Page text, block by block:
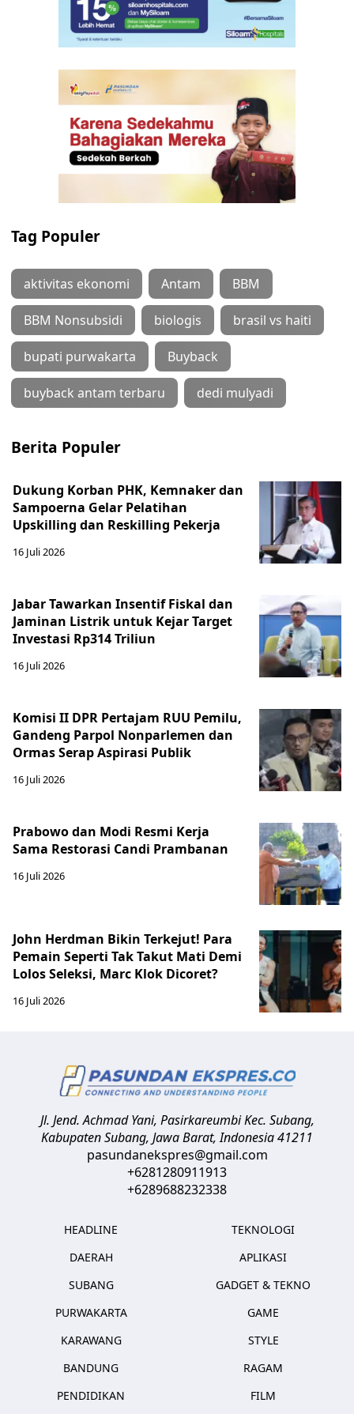
Tag Populer
aktivitas ekonomi Antam BBM
BBM Nonsubsidi biologis brasil vs haiti
bupati purwakarta Buyback
buyback antam terbaru dedi mulyadi
Berita Populer
Dukung Korban PHK, Kemnaker dan
Sampoerna Gelar Pelatihan
Upskilling dan Reskilling Pekerja
16 Juli 2026
Jabar Tawarkan Insentif Fiskal dan
Jaminan Listrik untuk Kejar Target
Investasi Rp314 Triliun
16 Juli 2026
Komisi II DPR Pertajam RUU Pemilu,
Gandeng Parpol Nonparlemen dan
Ormas Serap Aspirasi Publik
16 Juli 2026
Prabowo dan Modi Resmi Kerja
Sama Restorasi Candi Prambanan
16 Juli 2026
John Herdman Bikin Terkejut! Para
Pemain Seperti Tak Takut Mati Demi
Lolos Seleksi, Marc Klok Dicoret?
16 Juli 2026
Jl. Jend. Achmad Yani, Pasirkareumbi Kec. Subang,
Kabupaten Subang, Jawa Barat,Indonesia41211
pasundanekspres@gmail.com
+6281280911913
+6289688232338
HEADLINE
DAERAH
SUBANG
PURWAKARTA
KARAWANG
BANDUNG
PENDIDIKAN
TEKNOLOGI
APLIKASI
GADGET & TEKNO
GAME
STYLE
RAGAM
FILM